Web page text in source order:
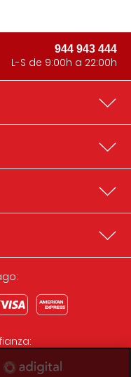
944 943 444
L-S de 9:00h a 22:00h